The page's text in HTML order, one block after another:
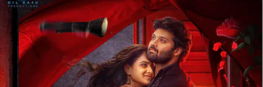
లవ్ మీ విడుదల తేదీ ఖరారు
వ్రాసిన వారు Stalin Mar 24, 2024 02:23 pm
ఈ వార్తాకథనం ఏంటి